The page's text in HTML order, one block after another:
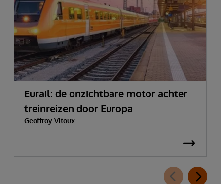
Eurail: de onzichtbare motor achter
treinreizen door Europa
Geoffroy Vitoux